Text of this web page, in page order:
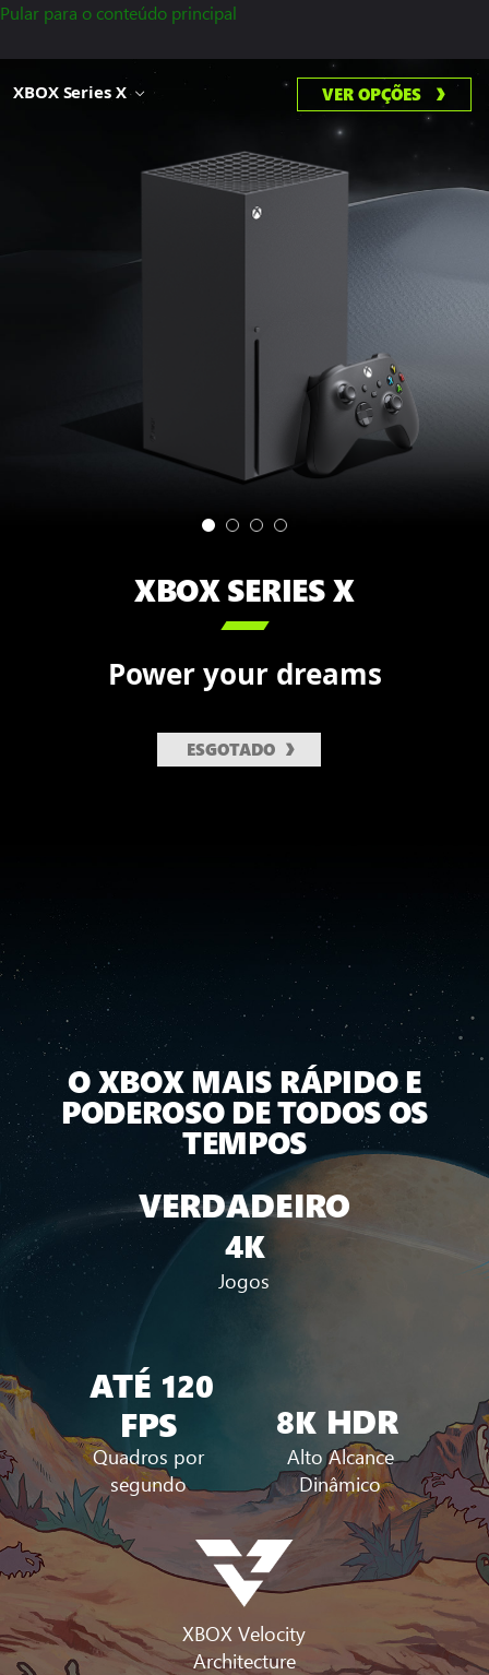
Pular para o conteúdo principal
XBOX Series X VER OPÇÕES
XBOX SERIES X

Power your dreams
ESGOTADO
O XBOX MAIS RÁPIDO E
PODEROSO DE TODOS OS
TEMPOS
VERDADEIRO
4K
Jogos
ATÉ 120
FPS
Quadros por
segundo
8K HDR
Alto Alcance
Dinâmico
XBOX Velocity
Architecture